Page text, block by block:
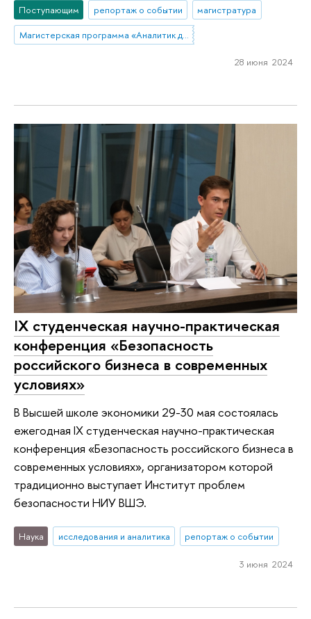
Поступающим репортаж о событии
магистратура
Магистерская программа «Аналитик деловой разведки»
28 июня 2024
IX студенческая научно-практическая
конференция «Безопасность
российского бизнеса в современных
условиях»
В Высшей школе экономики 29-30 мая состоялась
ежегодная IX студенческая научно-практическая
конференция «Безопасность российского бизнеса в
современных условиях», организатором которой
традиционно выступает Институт проблем
безопасности НИУ ВШЭ.
Наука исследования и аналитика репортаж о событии
3 июня 2024